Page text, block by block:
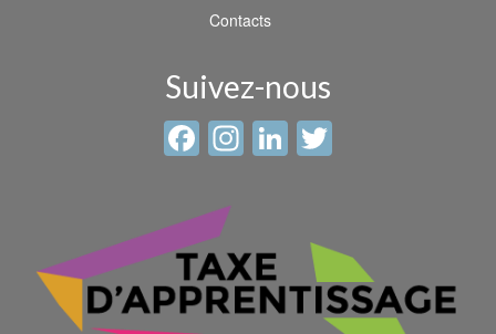
Contacts
Suivez-nous
Facebook
Instagram
LinkedIn